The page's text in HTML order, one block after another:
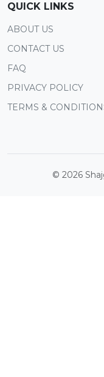
QUICK LINKS
ABOUT US
CONTACT US
FAQ
PRIVACY POLICY
TERMS &
© 2026